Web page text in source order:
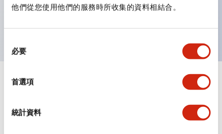
他們從您使用他們的服務時所收集的資料相結合。
必要
首選項
統計資料
電線不易脫落，振動時也安心
規格 顯示全部+
環境規範